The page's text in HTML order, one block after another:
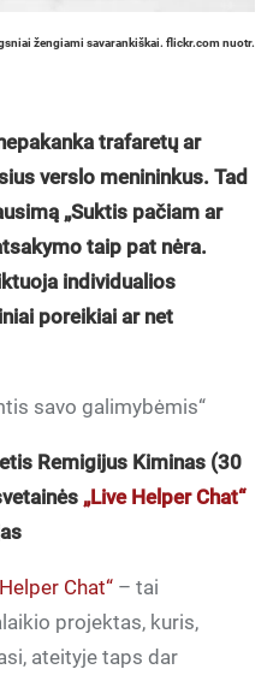
žengiami savarankiškai. flickr.com nuotr.
trafaretų ar
verslo menininkus. Tad
„Suktis pačiam ar
taip pat nėra.
individualios
poreikiai ar net
savo galimybėmis“
Remigijus Kiminas (30
„Live Helper Chat“
Chat“ – tai
projektas, kuris,
ateityje taps dar